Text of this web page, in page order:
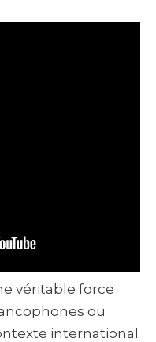
véritable force
ou
international